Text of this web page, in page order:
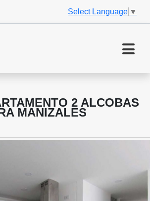
Select Language ▼
2 ALCOBAS
MANIZALES